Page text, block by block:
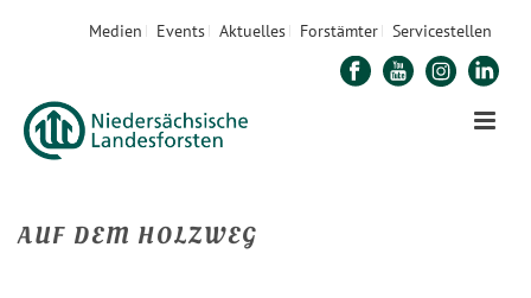
Medien Events Aktuelles Forstämter Servicestellen
AUF DEM HOLZWEG